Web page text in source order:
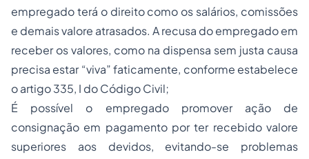
empregado terá o direito como os salários, comissões
e demais valore atrasados. A recusa do empregado em
receber os valores, como na dispensa sem justa causa
precisa estar “viva” faticamente, conforme estabelece
o artigo 335, I do Código Civil;
É possível o empregado promover ação de
consignação em pagamento por ter recebido valore
superiores aos devidos, evitando-se problemas